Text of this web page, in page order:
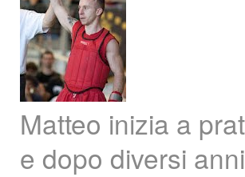
Matteo inizia a
e dopo diversi